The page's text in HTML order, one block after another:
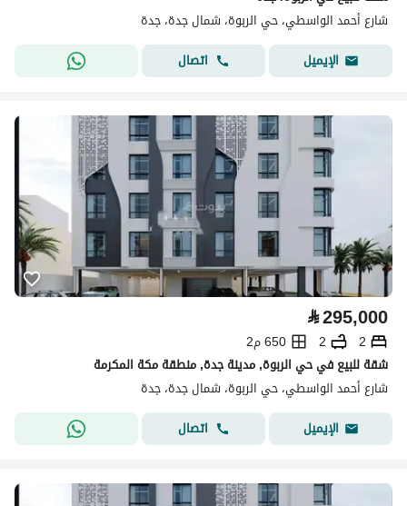
شارع أحمد الواسطي، حي الربوة، شمال جدة، جدة
الإيميل
اتصال
⃁295,000
2
2
650 م2
شقة للبيع في حي الربوة, مدينة جدة, منطقة مكة المكرمة
شارع أحمد الواسطي، حي الربوة، شمال جدة، جدة
الإيميل
اتصال